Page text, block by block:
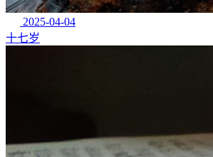
2025-04-04
十七岁